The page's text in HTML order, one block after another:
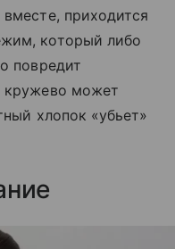
приходится
который либо
повредит
кружево может
хлопок «убьет»